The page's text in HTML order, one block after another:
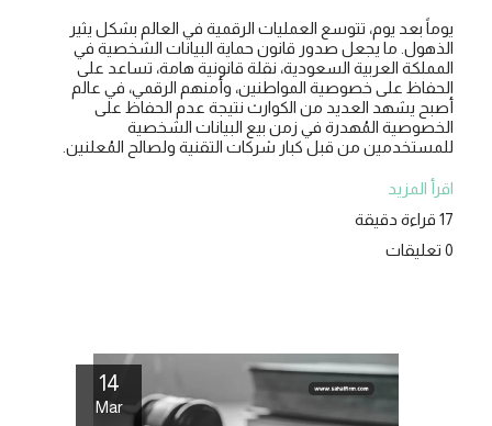
يوماً بعد يوم، تتوسع العمليات الرقمية في العالم بشكل يثير
الذهول. ما يجعل صدور قانون حماية البيانات الشخصية في
المملكة العربية السعودية، نقلة قانونية هامة، تساعد على
الحفاظ على خصوصية المواطنين، وأمنهم الرقمي، في عالم
أصبح يشهد العديد من الكوارث نتيجة عدم الحفاظ على
الخصوصية المُهدرة في زمن بيع البيانات الشخصية
للمستخدمين من قبل كبار شركات التقنية ولصالح المُعلنين.
اقرأ المزيد
17 قراءة دقيقة
0 تعليقات
14
Mar